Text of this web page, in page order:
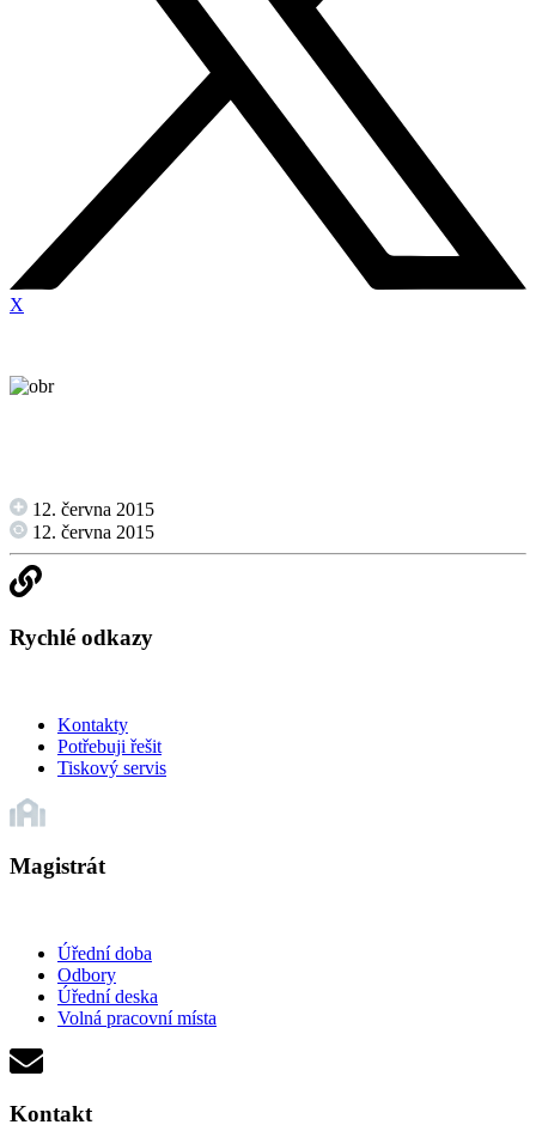
X
12. června 2015
12. června 2015
Rychlé odkazy
Kontakty
Potřebuji řešit
Tiskový servis
Magistrát
Úřední doba
Odbory
Úřední deska
Volná pracovní místa
Kontakt